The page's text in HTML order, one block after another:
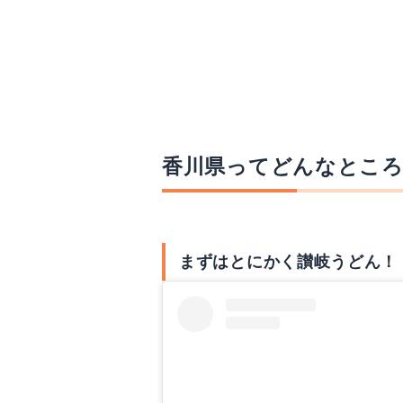
香川県ってどんなとこ
まずはとにかく讃岐うどん！